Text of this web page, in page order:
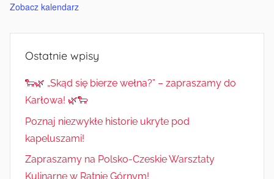
Zobacz kalendarz
Ostatnie wpisy
🐑🌿 „Skąd się bierze wełna?” – zapraszamy do
Karłowa! 🌿🐑
Poznaj niezwykłe historie ukryte pod
kapeluszami!
Zapraszamy na Polsko-Czeskie Warsztaty
Kulinarne w Ratnie Górnym!